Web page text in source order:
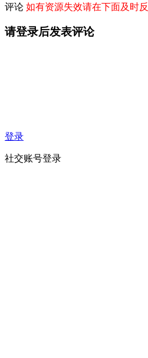
评论 如有资源失效请在下面及时
请登录后发表评论
登录
社交账号登录